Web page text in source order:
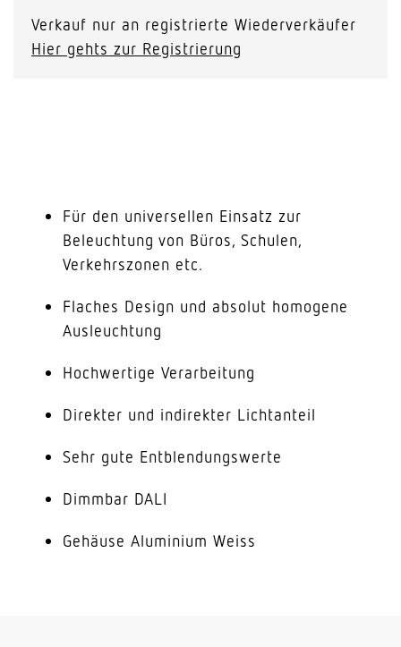
Verkauf nur an registrierte Wiederverkäufer
Hier gehts zur Registrierung
Für den universellen Einsatz zur
Beleuchtung von Büros, Schulen,
Verkehrszonen etc.
Flaches Design und absolut homogene
Ausleuchtung
Hochwertige Verarbeitung
Direkter und indirekter Lichtanteil
Sehr gute Entblendungswerte
Dimmbar DALI
Gehäuse Aluminium Weiss